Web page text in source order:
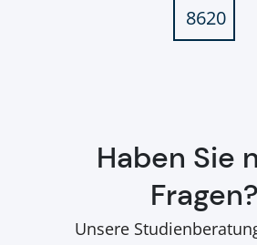
8620
Haben Sie
Fragen?
Unsere